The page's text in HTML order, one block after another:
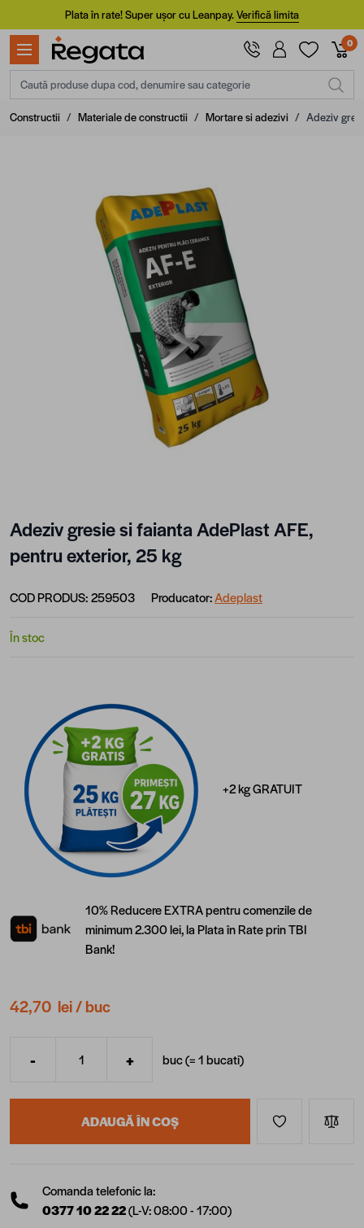
Mergi la ConținutPlata în rate! Super ușor cu Leanpay.Verifică limita
0
Caută produse dupa cod, denumire sau categorie
Constructii / Materiale de constructii / Mortare si adezivi / Adeziv
Adeziv gresie si faianta AdePlast AFE,
pentru exterior, 25 kg
COD PRODUS:259503 Producator:Adeplast
În stoc
+2 kg GRATUIT
10% Reducere EXTRA pentru comenzile de
minimum 2.300 lei, la Plata în Rate prin TBI
Bank!
42,70 lei/ buc
Cantitate
- + buc (=1bucati)
ADAUGĂ ÎN COȘ
Comanda telefonic la:
0377 10 22 22(L-V: 08:00 - 17:00)